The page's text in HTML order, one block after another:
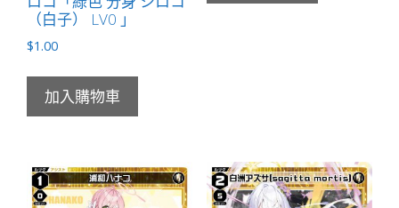
（白子） LV0 」
$1.00
加入購物車